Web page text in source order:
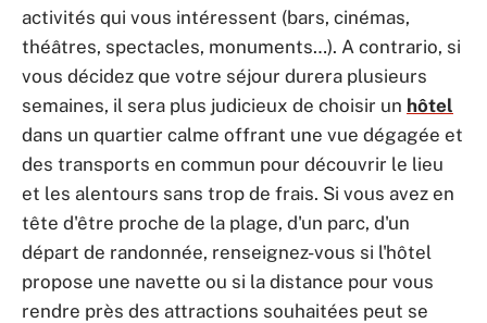
activités qui vous intéressent (bars, cinémas,
théâtres, spectacles, monuments…). A contrario, si
vous décidez que votre séjour durera plusieurs
semaines, il sera plus judicieux de choisir un hôtel
dans un quartier calme offrant une vue dégagée et
des transports en commun pour découvrir le lieu
et les alentours sans trop de frais. Si vous avez en
tête d'être proche de la plage, d'un parc, d'un
départ de randonnée, renseignez-vous si l'hôtel
propose une navette ou si la distance pour vous
rendre près des attractions souhaitées peut se